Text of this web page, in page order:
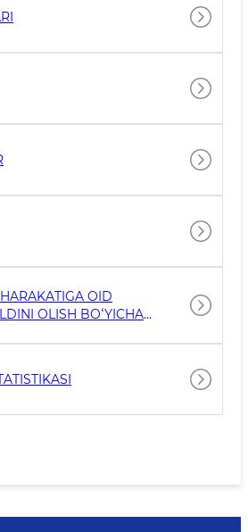
OID
OLISH BOʻYICHA